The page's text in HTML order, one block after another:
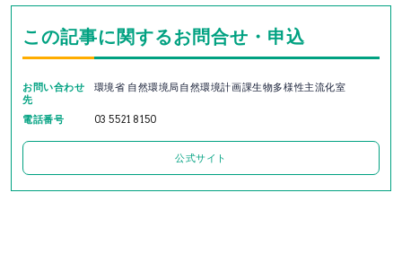
この記事に関するお問合せ・申込
お問い合わせ
先
環境省 自然環境局自然環境計画課生物多様性主流化室
電話番号 03 5521 8150
公式サイト